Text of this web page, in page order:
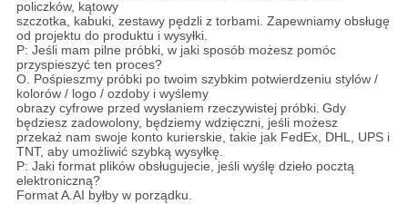
policzków, kątowy
szczotka, kabuki, zestawy pędzli z torbami. Zapewniamy obsługę
od projektu do produktu i wysyłki.
P: Jeśli mam pilne próbki, w jaki sposób możesz pomóc
przyspieszyć ten proces?
O. Pośpieszmy próbki po twoim szybkim potwierdzeniu stylów /
kolorów / logo / ozdoby i wyślemy
obrazy cyfrowe przed wysłaniem rzeczywistej próbki. Gdy
będziesz zadowolony, będziemy wdzięczni, jeśli możesz
przekaż nam swoje konto kurierskie, takie jak FedEx, DHL, UPS i
TNT, aby umożliwić szybką wysyłkę.
P: Jaki format plików obsługujecie, jeśli wyślę dzieło pocztą
elektroniczną?
Format A.AI byłby w porządku.